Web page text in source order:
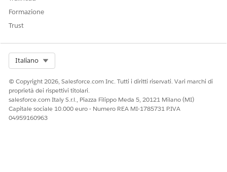
Formazione
Trust
Italiano
© Copyright 2026, Salesforce.com Inc. Tutti i diritti riservati. Vari marchi di
proprietà dei rispettivi titolari.
salesforce.com Italy S.r.l., Piazza Filippo Meda 5, 20121 Milano (MI)
Capitale sociale 10.000 euro - Numero REA MI-1785731 P.IVA
04959160963